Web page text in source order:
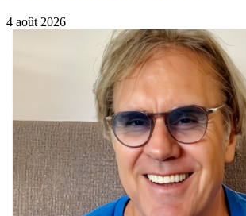
4 août 2026